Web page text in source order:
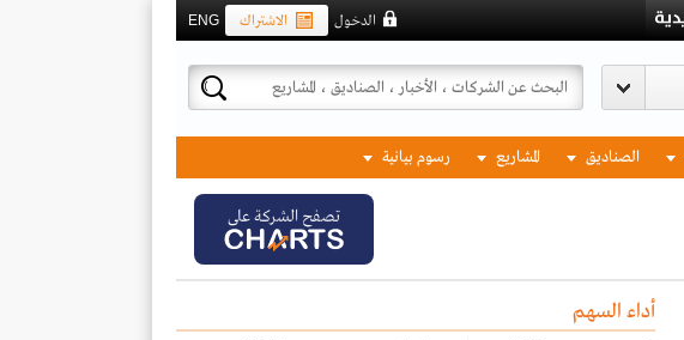
ENG الاشتراك الدخول
الصناديق المشاريع رسوم بيانية
تصفح الشركة على
أداء السهم